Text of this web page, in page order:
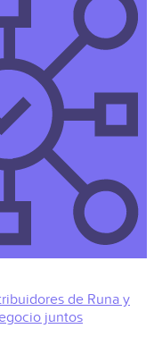
de Runa y
juntos